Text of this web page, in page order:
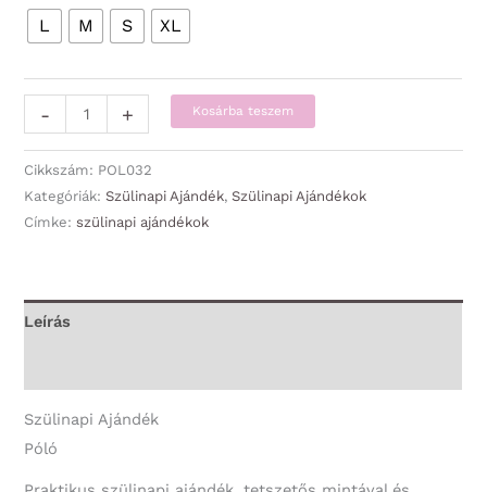
L M S XL
-
-
Igazi
nagy
legendák
Szülinapi
+ Kosárba teszem
Cikkszám: POL032
Kategóriák:Szülinapi Ajándék,Szülinapi Ajándékok
Címke:szülinapi ajándékok
Leírás
Szülinapi Ajándék
Póló